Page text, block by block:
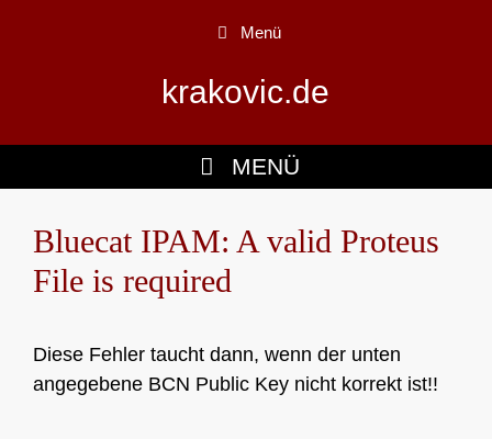
Menü
krakovic.de
MENÜ
Bluecat IPAM: A valid Proteus
File is required
Diese Fehler taucht dann, wenn der unten
angegebene BCN Public Key nicht korrekt ist!!